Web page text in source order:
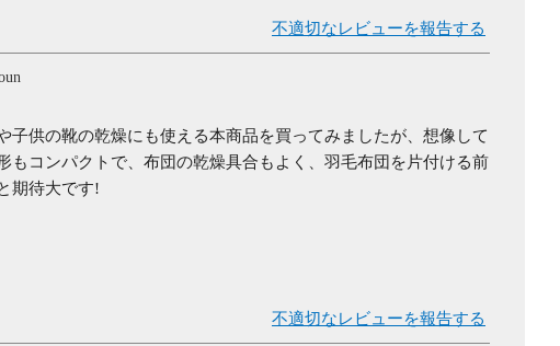
不適切なレビューを報告する
供の靴の乾燥にも使える本商品を買ってみましたが、想像して
コンパクトで、布団の乾燥具合もよく、羽毛布団を片付ける前
期待大です!
不適切なレビューを報告する